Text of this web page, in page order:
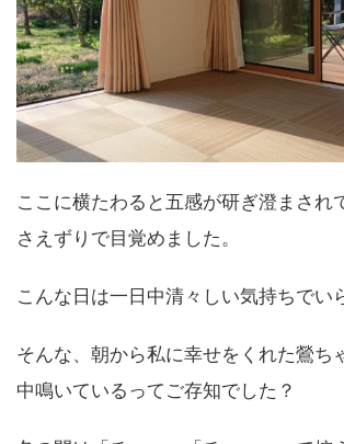
ここに横たわると五感が研ぎ澄まされ
さえずりで目覚めました。
こんな日は一日中清々しい気持ちでい
そんな、朝から私に幸せをくれた鶯ち
中鳴いているってご存知でした？